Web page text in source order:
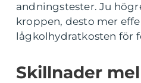
andningstester. Ju
kroppen, desto mer
lågkolhydratkosten för
Skillnader